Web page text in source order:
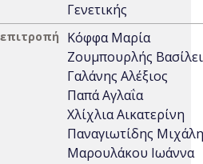
Γενετικής
Κόφφα Μαρία
Ζουμπουρλής
Γαλάνης Αλέξιος
Παπά Αγλαΐα
Χλίχλια Αικατερίνη
Παναγιωτίδης
Μαρουλάκου Ιωάννα